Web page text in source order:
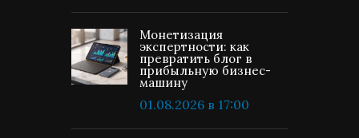
Монетизация
экспертности: как
превратить блог в
прибыльную бизнес-
машину
01.08.2026 в 17:00